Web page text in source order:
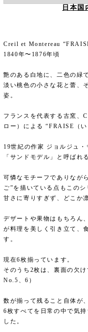
日本国
Creil et Montereau
1840年〜1876年頃
艶のある白地に、二色の緑
淡い桃色の小さな花と蕾、
姿。
フランスを代表する古窯、
ロー）による “FRAISE（
19世紀の作家 ジョルジュ
「サンドモデル」と呼ばれ
可憐なモチーフでありなが
ご”を描いている点もこのシ
甘さに寄りすぎず、どこか
デザートや果物はもちろん
が料理を美しく引き立て、
す。
現在6枚揃っています。
そのうち2枚は、裏面の欠
No.5、6）
数が揃って残ること自体が
6枚すべてを日常の中で気
した。